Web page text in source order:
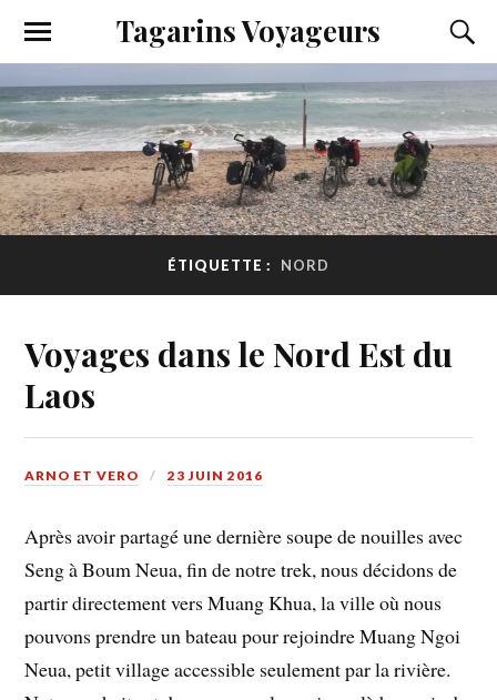
Tagarins Voyageurs
ÉTIQUETTE : NORD
Voyages dans le Nord Est du
Laos
ARNO ET VERO 23 JUIN 2016
Après avoir partagé une dernière soupe de nouilles avec
Seng à Boum Neua, fin de notre trek, nous décidons de
partir directement vers Muang Khua, la ville où nous
pouvons prendre un bateau pour rejoindre Muang Ngoi
Neua, petit village accessible seulement par la rivière.